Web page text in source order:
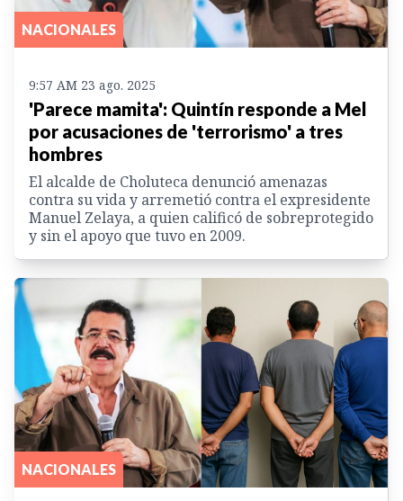
NACIONALES
9:57 AM 23 ago. 2025
'Parece mamita': Quintín responde a Mel
por acusaciones de 'terrorismo' a tres
hombres
El alcalde de Choluteca denunció amenazas
contra su vida y arremetió contra el expresidente
Manuel Zelaya, a quien calificó de sobreprotegido
y sin el apoyo que tuvo en 2009.
NACIONALES